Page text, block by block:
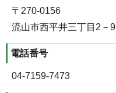
〒270-0156
流山市西平井三丁目2－9
電話番号
04‐7159‐7473